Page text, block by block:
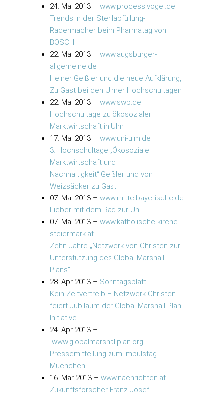
24. Mai 2013 – www.process.vogel.de
Trends in der Sterilabfüllung-
Radermacher beim Pharmatag von
BOSCH
22. Mai 2013 – www.augsburger-
allgemeine.de
Heiner Geißler und die neue Aufklärung,
Zu Gast bei den Ulmer Hochschultagen
22. Mai 2013 – www.swp.de
Hochschultage zu ökosozialer
Marktwirtschaft in Ulm
17. Mai 2013 – www.uni-ulm.de
3. Hochschultage „Ökosoziale
Marktwirtschaft und
Nachhaltigkeit“:Geißler und von
Weizsäcker zu Gast
07. Mai 2013 – www.mittelbayerische.de
Lieber mit dem Rad zur Uni
07. Mai 2013 – www.katholische-kirche-
steiermark.at
Zehn Jahre „Netzwerk von Christen zur
Unterstützung des Global Marshall
Plans“
28. Apr 2013 – Sonntagsblatt
Kein Zeitvertreib – Netzwerk Christen
feiert Jubiläum der Global Marshall Plan
Initiative
24. Apr 2013 –
www.globalmarshallplan.org
Pressemitteilung zum Impulstag
Muenchen
16. Mär 2013 – www.nachrichten.at
Zukunftsforscher Franz-Josef